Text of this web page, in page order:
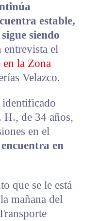
estable,
siendo
el
en la Zona
Velazco.
de 34 años,
en el
en
que se le está
mañana del